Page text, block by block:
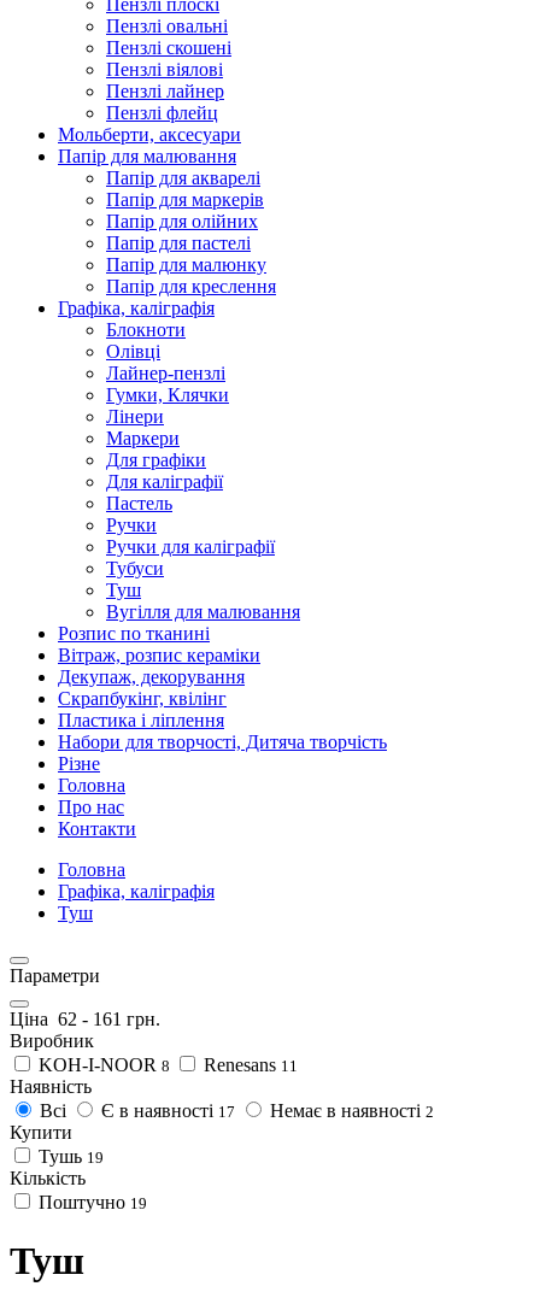
Пензлі плоскі
Пензлі овальні
Пензлі скошені
Пензлі віялові
Пензлі лайнер
Пензлі флейц
Мольберти, аксесуари
Папір для малювання
Папір для акварелі
Папір для маркерів
Папір для олійних
Папір для пастелі
Папір для малюнку
Папір для креслення
Графіка, каліграфія
Блокноти
Олівці
Лайнер-пензлі
Гумки, Клячки
Лінери
Маркери
Для графіки
Для каліграфії
Пастель
Ручки
Ручки для каліграфії
Тубуси
Туш
Вугілля для малювання
Розпис по тканині
Вітраж, розпис кераміки
Декупаж, декорування
Скрапбукінг, квілінг
Пластика і ліплення
Набори для творчості, Дитяча творчість
Різне
Головна
Про нас
Контакти
Головна
Графіка, каліграфія
Туш
Параметри
Ціна 62 - 161 грн.
Виробник
KOH-I-NOOR 8 Renesans 11
Наявність
Всі
Є в наявності 17 Немає в наявності 2
Купити
Тушь 19
Кількість
Поштучно 19
Туш